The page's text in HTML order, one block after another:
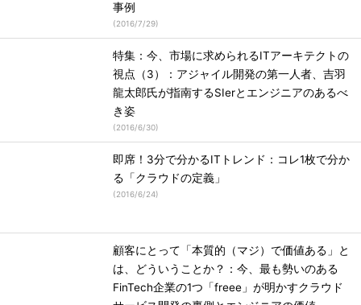
事例
(2016/7/29)
特集：今、市場に求められるITアーキテクトの
視点（3）：アジャイル開発の第一人者、吉羽
龍太郎氏が指南するSIerとエンジニアのあるべ
き姿
(2016/6/30)
即席！3分で分かるITトレンド：コレ1枚で分か
る「クラウドの定義」
(2016/6/24)
顧客にとって「本質的（マジ）で価値ある」と
は、どういうことか？：今、最も勢いのある
FinTech企業の1つ「freee」が明かすクラウド